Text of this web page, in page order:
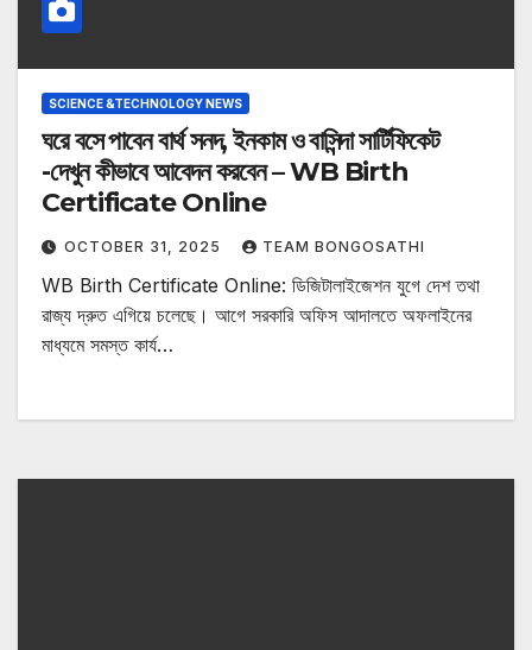
SCIENCE &TECHNOLOGY NEWS
ঘরে বসে পাবেন বার্থ সনদ, ইনকাম ও বাসিন্দা সার্টিফিকেট
-দেখুন কীভাবে আবেদন করবেন – WB Birth
Certificate Online
OCTOBER 31, 2025 TEAM BONGOSATHI
WB Birth Certificate Online: ডিজিটালাইজেশন যুগে দেশ তথা
রাজ্য দ্রুত এগিয়ে চলেছে। আগে সরকারি অফিস আদালতে অফলাইনের
মাধ্যমে সমস্ত কার্য…